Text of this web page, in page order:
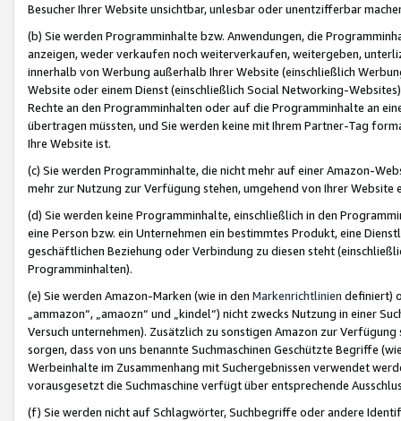
Besucher Ihrer Website unsichtbar, unlesbar oder unentzifferbar
(b) Sie werden Programminhalte bzw. Anwendungen, die
anzeigen, weder verkaufen noch weiterverkaufen, weitergeben,
innerhalb von Werbung außerhalb Ihrer Website (einschließlich
Website oder einem Dienst (einschließlich Social Networking-
Rechte an den Programminhalten oder auf die Programminhalte an
übertragen müssten, und Sie werden keine mit Ihrem Partner-Tag
Ihre Website ist.
(c) Sie werden Programminhalte, die nicht mehr auf einer Amazon-
mehr zur Nutzung zur Verfügung stehen, umgehend von Ihrer
(d) Sie werden keine Programminhalte, einschließlich in den
eine Person bzw. ein Unternehmen ein bestimmtes Produkt, eine
geschäftlichen Beziehung oder Verbindung zu diesen steht
Programminhalten).
(e) Sie werden Amazon-Marken (wie in den Markenrichtlinien definiert)
„ammazon“, „amaozn“ und „kindel“) nicht zwecks Nutzung in einer
Versuch unternehmen). Zusätzlich zu sonstigen Amazon zur
sorgen, dass von uns benannte Suchmaschinen Geschützte Begriffe
Werbeinhalte im Zusammenhang mit Suchergebnissen verwendet
vorausgesetzt die Suchmaschine verfügt über entsprechende
(f) Sie werden nicht auf Schlagwörter, Suchbegriffe oder andere